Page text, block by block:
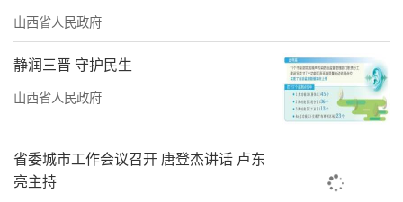
山西省人民政府
静润三晋 守护民生
山西省人民政府
省委城市工作会议召开 唐登杰讲话 卢东
亮主持